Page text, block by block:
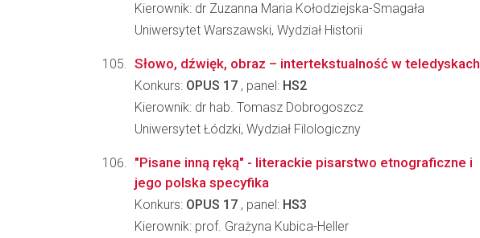
Kierownik: dr Zuzanna Maria Kołodziejska-Smagała
Uniwersytet Warszawski, Wydział Historii
Słowo, dźwięk, obraz – intertekstualność w teledyskach
Konkurs: OPUS 17 , panel: HS2
Kierownik: dr hab. Tomasz Dobrogoszcz
Uniwersytet Łódzki, Wydział Filologiczny
"Pisane inną ręką" - literackie pisarstwo etnograficzne i
jego polska specyfika
Konkurs: OPUS 17 , panel: HS3
Kierownik: prof. Grażyna Kubica-Heller